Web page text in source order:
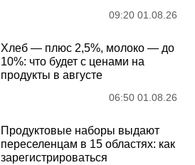
09:20 01.08.26
Хлеб — плюс 2,5%, молоко — до
10%: что будет с ценами на
продукты в августе
06:50 01.08.26
Продуктовые наборы выдают
переселенцам в 15 областях: как
зарегистрироваться